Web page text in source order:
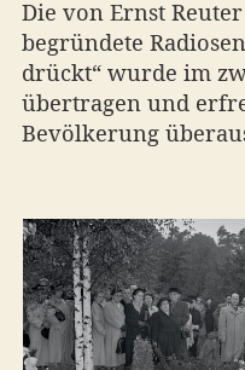
Die von Ernst
begründete
drückt“ wurde im
übertragen und
Bevölkerung